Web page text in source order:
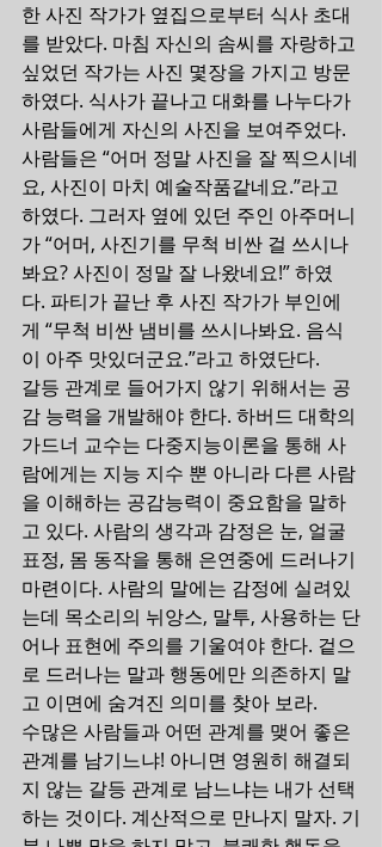
한 사진 작가가 옆집으로부터 식사 초대
를 받았다. 마침 자신의 솜씨를 자랑하고
싶었던 작가는 사진 몇장을 가지고 방문
하였다. 식사가 끝나고 대화를 나누다가
사람들에게 자신의 사진을 보여주었다.
사람들은 “어머 정말 사진을 잘 찍으시네
요, 사진이 마치 예술작품같네요.”라고
하였다. 그러자 옆에 있던 주인 아주머니
가 “어머, 사진기를 무척 비싼 걸 쓰시나
봐요? 사진이 정말 잘 나왔네요!” 하였
다. 파티가 끝난 후 사진 작가가 부인에
게 “무척 비싼 냄비를 쓰시나봐요. 음식
이 아주 맛있더군요.”라고 하였단다.
갈등 관계로 들어가지 않기 위해서는 공
감 능력을 개발해야 한다. 하버드 대학의
가드너 교수는 다중지능이론을 통해 사
람에게는 지능 지수 뿐 아니라 다른 사람
을 이해하는 공감능력이 중요함을 말하
고 있다. 사람의 생각과 감정은 눈, 얼굴
표정, 몸 동작을 통해 은연중에 드러나기
마련이다. 사람의 말에는 감정에 실려있
는데 목소리의 뉘앙스, 말투, 사용하는 단
어나 표현에 주의를 기울여야 한다. 겉으
로 드러나는 말과 행동에만 의존하지 말
고 이면에 숨겨진 의미를 찾아 보라.
수많은 사람들과 어떤 관계를 맺어 좋은
관계를 남기느냐! 아니면 영원히 해결되
지 않는 갈등 관계로 남느냐는 내가 선택
하는 것이다. 계산적으로 만나지 말자. 기